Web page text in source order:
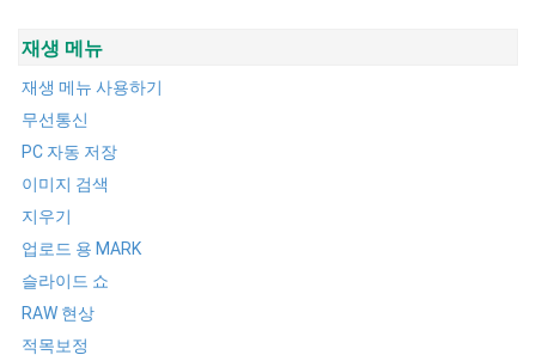
재생 메뉴
재생 메뉴 사용하기
무선통신
PC 자동 저장
이미지 검색
지우기
업로드 용 MARK
슬라이드 쇼
RAW 현상
적목보정